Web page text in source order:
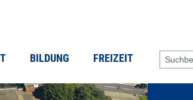
BILDUNG FREIZEIT